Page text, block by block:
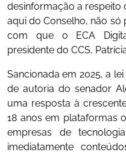
desinformação a respeito
aqui do Conselho, não só
com que o ECA
presidente do CCS,
Sancionada em 2025, a
de autoria do senador
uma resposta à
18 anos em plataformas
empresas de
imediatamente